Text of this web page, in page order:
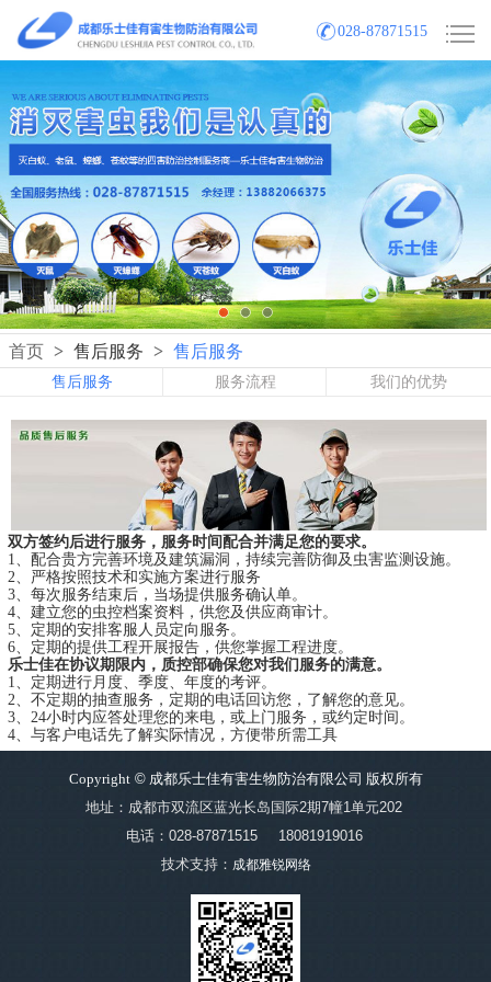
028-87871515
首页 > 售后服务 > 售后服务
售后服务 服务流程 我们的优势
双方签约后进行服务，服务时间配合并满足您的要求。
1、配合贵方完善环境及建筑漏洞，持续完善防御及虫害监测设施。
2、严格按照技术和实施方案进行服务
3、每次服务结束后，当场提供服务确认单。
4、建立您的虫控档案资料，供您及供应商审计。
5、定期的安排客服人员定向服务。
6、定期的提供工程开展报告，供您掌握工程进度。
乐士佳在协议期限内，质控部确保您对我们服务的满意。
1、定期进行月度、季度、年度的考评。
2、不定期的抽查服务，定期的电话回访您，了解您的意见。
3、24小时内应答处理您的来电，或上门服务，或约定时间。
4、与客户电话先了解实际情况，方便带所需工具
Copyright©成都乐士佳有害生物防治有限公司 版权所有
地址：成都市双流区蓝光长岛国际2期7幢1单元202
电话：028-87871515
18081919016
技术支持： 成都雅锐网络